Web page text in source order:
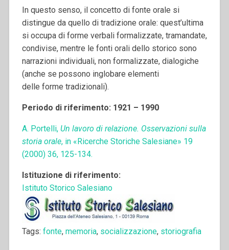
In questo senso, il concetto di fonte orale si
distingue da quello di tradizione orale: quest’ultima
si occupa di forme verbali formalizzate, tramandate,
condivise, mentre le fonti orali dello storico sono
narrazioni individuali, non formalizzate, dialogiche
(anche se possono inglobare elementi
delle forme tradizionali).
Periodo di riferimento: 1921 – 1990
A. Portelli, Un lavoro di relazione. Osservazioni sulla
storia orale, in «Ricerche Storiche Salesiane» 19
(2000) 36, 125-134.
Istituzione di riferimento:
Istituto Storico Salesiano
Tags: fonte, memoria, socializzazione, storiografia